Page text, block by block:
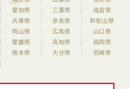
愛知県 三重県
滋賀県
兵庫県 奈良県
和歌山県
岡山県 広島県
山口県
愛媛県 高知県
福岡県
熊本県 大分県
宮崎県